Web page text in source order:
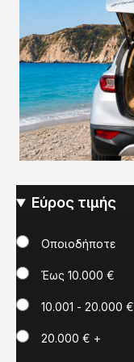
Εύρος τιμής
ΤιμήΟποιοδήποτε
Έως 10.000 €
10.001 - 20.000 €
20.000 € +